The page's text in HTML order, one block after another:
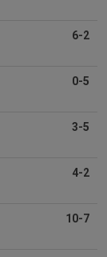
6-2
0-5
3-5
4-2
10-7